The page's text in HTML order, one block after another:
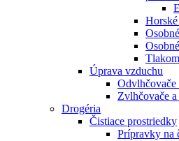
Úprava vzduchu
Odvlhčovače
Zvlhčovače
Drogéria
Čistiace prostriedky
Prípravky na